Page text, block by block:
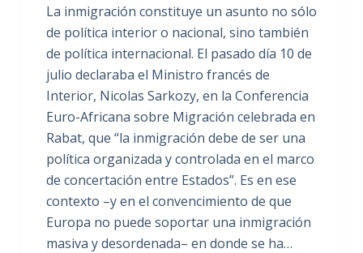
La inmigración constituye un asunto no sólo
de política interior o nacional, sino también
de política internacional. El pasado día 10 de
julio declaraba el Ministro francés de
Interior, Nicolas Sarkozy, en la Conferencia
Euro-Africana sobre Migración celebrada en
Rabat, que “la inmigración debe de ser una
política organizada y controlada en el marco
de concertación entre Estados”. Es en ese
contexto –y en el convencimiento de que
Europa no puede soportar una inmigración
masiva y desordenada– en donde se ha…